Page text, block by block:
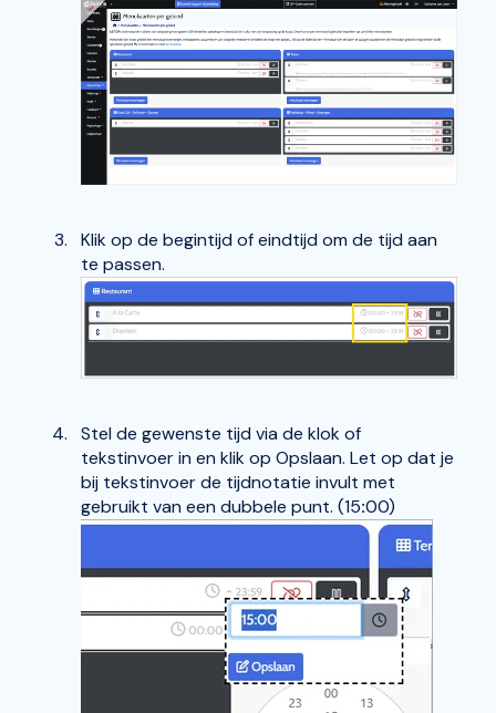
Klik op de begintijd of eindtijd om de tijd aan
te passen.
Stel de gewenste tijd via de klok of
tekstinvoer in en klik op Opslaan. Let op dat je
bij tekstinvoer de tijdnotatie invult met
gebruikt van een dubbele punt. (15:00)